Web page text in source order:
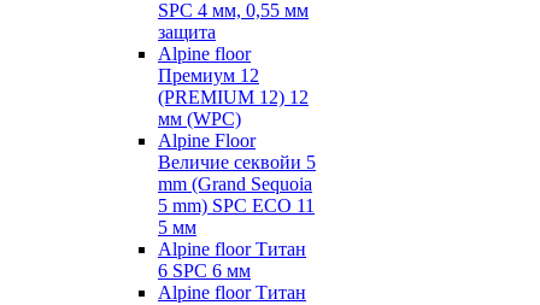
SPC 4 мм, 0,55 мм
защита
Alpine floor
Премиум 12
(PREMIUM 12) 12
мм (WPC)
Alpine Floor
Величие секвойи 5
mm (Grand Sequoia
5 mm) SPC ECO 11
5 мм
Alpine floor Титан
6 SPC 6 мм
Alpine floor Титан